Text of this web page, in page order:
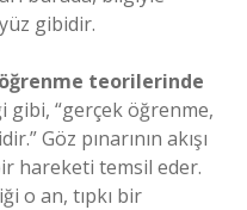
gibidir.
teorilerinde
gibi, “gerçek öğrenme,
Göz pınarının akışı
hareketi temsil eder.
o an, tıpkı bir